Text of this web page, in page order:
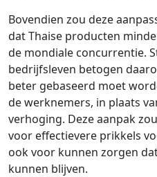
Bovendien zou deze
dat Thaise producten
de mondiale concurrentie.
bedrijfsleven betogen
beter gebaseerd moet
de werknemers, in plaats
verhoging. Deze aanpak
voor effectievere prikkels
ook voor kunnen zorgen
kunnen blijven.